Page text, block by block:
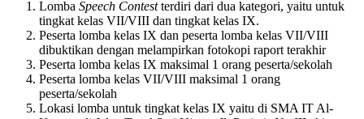
Lomba Speech Contestterdiri dari dua kategori, yaitu untuk
tingkat kelas VII/VIII dan tingkat kelas IX.
Peserta lomba kelas IX dan peserta lomba kelas VII/VIII
dibuktikan dengan melampirkan fotokopi raport terakhir
Peserta lomba kelas IX maksimal 1 orang peserta/sekolah
Peserta lomba kelas VII/VIII maksimal 1 orang
peserta/sekolah
Lokasi lomba untuk tingkat kelas IX yaitu di SMA IT Al-